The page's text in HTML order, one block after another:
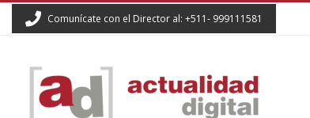
Comunícate con el Director al: +511- 999111581